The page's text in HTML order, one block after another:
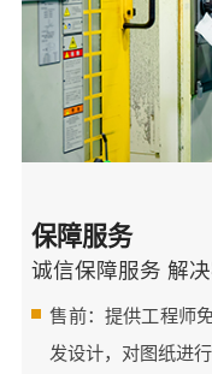
保障服务
诚信保障服务 解
售前：提供工程师
发设计，对图纸进